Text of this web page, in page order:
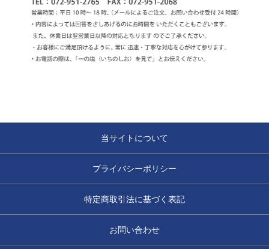
当サイトについて
プライバシーポリシー
特定商取引法に基づく表記
お問い合わせ